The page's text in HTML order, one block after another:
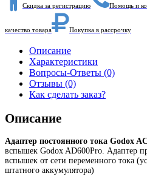
Скидка за регистрацию Помощь и
качество товара Покупка в рассрочку
Описание
Характеристики
Вопросы-Ответы (0)
Отзывы (0)
Как сделать заказ?
Описание
Адаптер постоянного тока Godox
вспышек Godox AD600Pro. Адаптер
вспышек от сети переменного тока
штатного аккумулятора)